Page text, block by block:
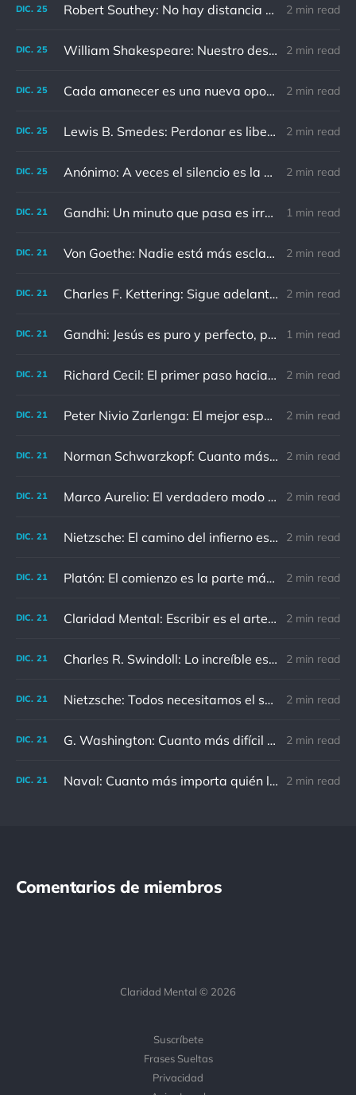
DIC. 25 Robert Southey: No hay distancia o tiempo que pueda disminuir la amistad de aquellos que están completamente convencidos del valor del otro 2 min read
DIC. 25 William Shakespeare: Nuestro destino está en las estrellas, así que levantemos nuestros ojos al cielo 2 min read
DIC. 25 Cada amanecer es una nueva oportunidad 2 min read
DIC. 25 Lewis B. Smedes: Perdonar es liberar a un prisionero y descubrir que el prisionero eras tú 2 min read
DIC. 25 Anónimo: A veces el silencio es la mejor respuesta 2 min read
DIC. 21 Gandhi: Un minuto que pasa es irrecuperable. Conociendo esto, ¿cómo podemos malgastar tantas horas? 1 min read
DIC. 21 Von Goethe: Nadie está más esclavizado que aquellos que falsamente creen que son libres. 2 min read
DIC. 21 Charles F. Kettering: Sigue adelante, y es probable que tropieces con algo, tal vez cuando menos lo esperes. Nunca he escuchado hablar de alguien algu 2 min read
DIC. 21 Gandhi: Jesús es puro y perfecto, pero vosotros los cristianos no sois como él. 1 min read
DIC. 21 Richard Cecil: El primer paso hacia el conocimiento es saber que somos ignorantes. 2 min read
DIC. 21 Peter Nivio Zarlenga: El mejor espejo es un viejo amigo. 2 min read
DIC. 21 Norman Schwarzkopf: Cuanto más sudes por la paz, menos sangras por la guerra. 2 min read
DIC. 21 Marco Aurelio: El verdadero modo de vengarse de un enemigo es no parecérsele. 2 min read
DIC. 21 Nietzsche: El camino del infierno está asfaltado de buenas intenciones. 2 min read
DIC. 21 Platón: El comienzo es la parte más importante del trabajo 2 min read
DIC. 21 Claridad Mental: Escribir es el arte de calmar y despejar la mente. 2 min read
DIC. 21 Charles R. Swindoll: Lo increíble es que cada día podemos elegir la actitud que adoptaremos. 2 min read
DIC. 21 Nietzsche: Todos necesitamos el sentido de culpa, pero nadie necesita sentirse culpable. 2 min read
DIC. 21 G. Washington: Cuanto más difícil es el conflicto, mayor es el triunfo. 2 min read
DIC. 21 Naval: Cuanto más importa quién lo ha dicho, menos importa en realidad 2 min read
Comentarios de miembros
Claridad Mental © 2026
Suscríbete
Frases Sueltas
Privacidad